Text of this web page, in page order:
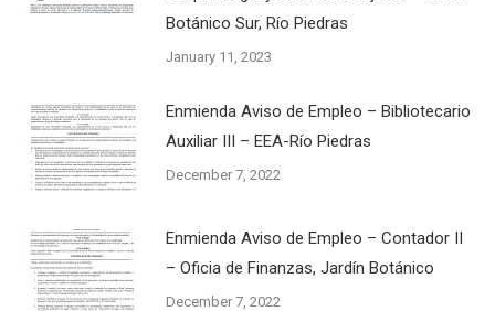
Botánico Sur, Río Piedras
January 11, 2023
Enmienda Aviso de Empleo – Bibliotecario
Auxiliar III – EEA-Río Piedras
December 7, 2022
Enmienda Aviso de Empleo – Contador II
– Oficia de Finanzas, Jardín Botánico
December 7, 2022